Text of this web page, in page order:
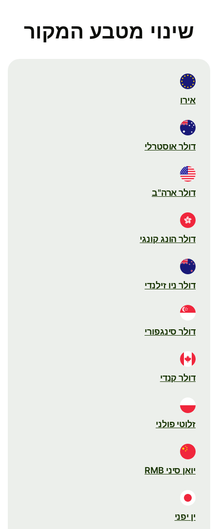
שינוי מטבע המקור
אירו
דולר אוסטרלי
דולר ארה"ב
דולר הונג קונגי
דולר ניו זילנדי
דולר סינגפורי
דולר קנדי
זלוטי פולני
יואן סיני RMB
ין יפני